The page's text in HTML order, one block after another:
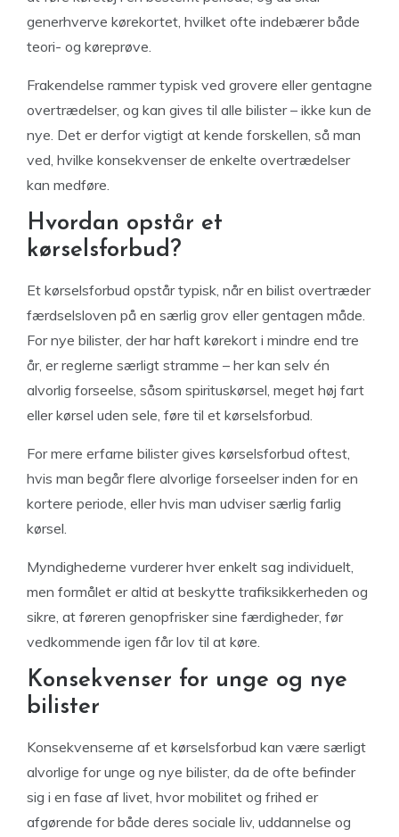
generhverve kørekortet, hvilket ofte indebærer både
teori- og køreprøve.
Frakendelse rammer typisk ved grovere eller gentagne
overtrædelser, og kan gives til alle bilister – ikke kun de
nye. Det er derfor vigtigt at kende forskellen, så man
ved, hvilke konsekvenser de enkelte overtrædelser
kan medføre.
Hvordan opstår et
kørselsforbud?
Et kørselsforbud opstår typisk, når en bilist overtræder
færdselsloven på en særlig grov eller gentagen måde.
For nye bilister, der har haft kørekort i mindre end tre
år, er reglerne særligt stramme – her kan selv én
alvorlig forseelse, såsom spirituskørsel, meget høj fart
eller kørsel uden sele, føre til et kørselsforbud.
For mere erfarne bilister gives kørselsforbud oftest,
hvis man begår flere alvorlige forseelser inden for en
kortere periode, eller hvis man udviser særlig farlig
kørsel.
Myndighederne vurderer hver enkelt sag individuelt,
men formålet er altid at beskytte trafiksikkerheden og
sikre, at føreren genopfrisker sine færdigheder, før
vedkommende igen får lov til at køre.
Konsekvenser for unge og nye
bilister
Konsekvenserne af et kørselsforbud kan være særligt
alvorlige for unge og nye bilister, da de ofte befinder
sig i en fase af livet, hvor mobilitet og frihed er
afgørende for både deres sociale liv, uddannelse og